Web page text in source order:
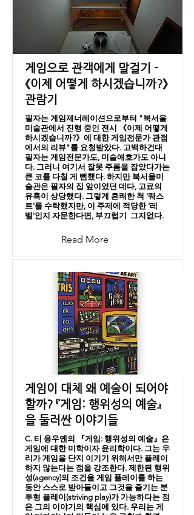
게임으로 관객에게 말걸기 -
《이제 어떻게 하시겠습니까?》
관람기
필자는 게임제너레이션으로부터 "북서울
미술관에서 진행 중인 전시 《이제 어떻게
하시겠습니까?》에 대한 게임전문가 관점
에서의 리뷰"를 요청받았다. 고백하건대
필자는 게임전문가도, 미술애호가도 아니
다. 그러니 여기서 잘못 주름을 잡았다가는
큰 코를 다칠 게 뻔했다. 하지만 북서울미
술관은 필자의 집 앞이었던 데다, 고료의
유혹이 상당했다. 그렇게 흔쾌한 척 '퀘스
트'를 수락했지만, 이 주제에 적당한 '레
벨'인지 자문한다면, 부끄럽기 그지없다.
Read More
게임이 대체 왜 예술이 되어야
할까? 『게임: 행위성의 예술』
을 둘러싼 이야기들
C. 티 응우옌의 『게임: 행위성의 예술』은
게임에 대한 미학이자 윤리학이다. 그는 우
리가 게임을 단지 이기기 위해서만 플레이
하지 않는다는 점을 강조한다. 제한된 행위
성(agency)의 조건을 게임 플레이를 하는
동안 스스로 받아들이고 그것을 즐기는 분
투형 플레이(striving play)가 가능하다는 점
은 그의 이야기의 핵심에 있다. 우리는 게